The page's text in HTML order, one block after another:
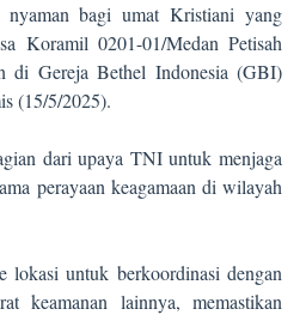
nyaman bagi umat Kristiani yang
Koramil 0201-01/Medan Petisah
di Gereja Bethel Indonesia (GBI)
(15/5/2025).
dari upaya TNI untuk menjaga
perayaan keagamaan di wilayah
lokasi untuk berkoordinasi dengan
keamanan lainnya, memastikan